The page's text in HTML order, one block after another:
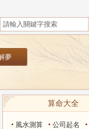
算命大全
風水測算 公司起名